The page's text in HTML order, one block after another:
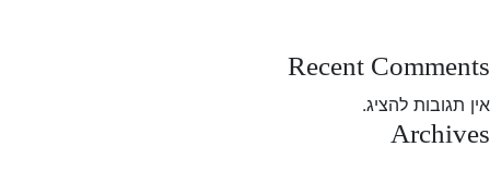
Recent Comments
אין תגובות להציג.
Archives